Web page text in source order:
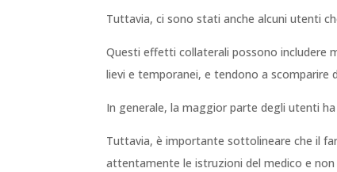
Tuttavia, ci sono stati anche alcuni utenti
Questi effetti collaterali possono includere
lievi e temporanei, e tendono a scomparire
In generale, la maggior parte degli utenti
Tuttavia, è importante sottolineare che il
attentamente le istruzioni del medico e